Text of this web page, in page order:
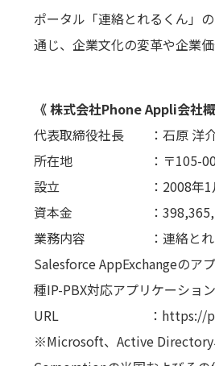
ポータル「連絡とれるくん」
通じ、企業文化の変革や企業
《 株式会社Phone Appli会社概
代表取締役社長 ：石原 洋
所在地 ：〒105-0001 東
設立 ：2008年1
資本金 ：
業務内容 ：連絡とれるくん
Salesforce AppExchangeのア
種IP-PBX対応アプリケーショ
URL ：https://
※Microsoft、Active Directory